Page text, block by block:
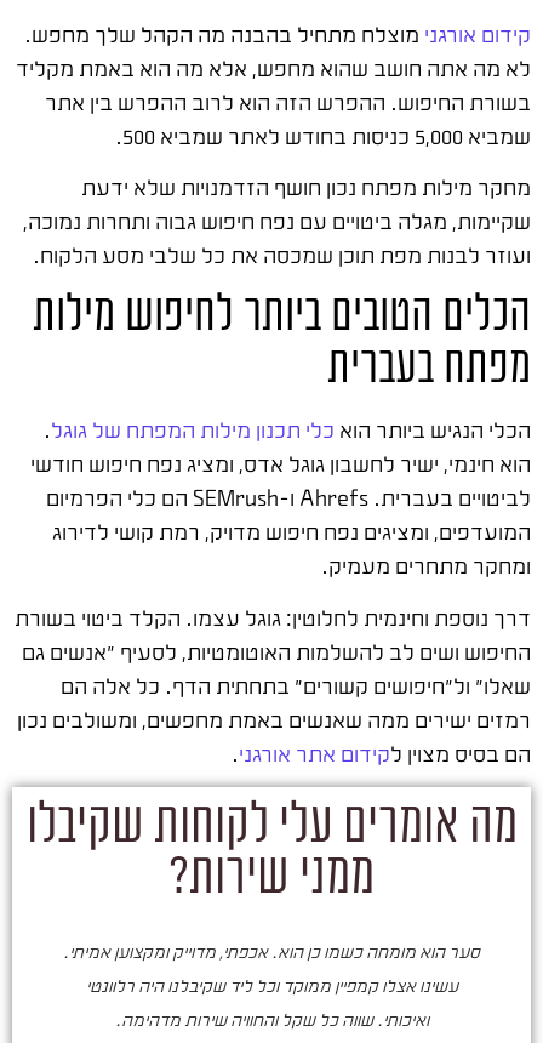
קידום אורגני מוצלח מתחיל בהבנה מה הקהל שלך מחפש.
לא מה אתה חושב שהוא מחפש, אלא מה הוא באמת מקליד
בשורת החיפוש. ההפרש הזה הוא לרוב ההפרש בין אתר
שמביא 5,000 כניסות בחודש לאתר שמביא 500.
מחקר מילות מפתח נכון חושף הזדמנויות שלא ידעת
שקיימות, מגלה ביטויים עם נפח חיפוש גבוה ותחרות נמוכה,
ועוזר לבנות מפת תוכן שמכסה את כל שלבי מסע הלקוח.
הכלים הטובים ביותר לחיפוש מילות
מפתח בעברית
הכלי הנגיש ביותר הוא כלי תכנון מילות המפתח של גוגל.
הוא חינמי, ישיר לחשבון גוגל אדס, ומציג נפח חיפוש חודשי
לביטויים בעברית. Ahrefs ו-SEMrush הם כלי הפרמיום
המועדפים, ומציגים נפח חיפוש מדויק, רמת קושי לדירוג
ומחקר מתחרים מעמיק.
דרך נוספת וחינמית לחלוטין: גוגל עצמו. הקלד ביטוי בשורת
החיפוש ושים לב להשלמות האוטומטיות, לסעיף "אנשים גם
שאלו" ול"חיפושים קשורים" בתחתית הדף. כל אלה הם
רמזים ישירים ממה שאנשים באמת מחפשים, ומשולבים נכון
הם בסיס מצוין לקידום אתר אורגני.
מה אומרים עלי לקוחות שקיבלו
ממני שירות?
סער הוא מומחה כשמו כן הוא. אכפתי, מדוייק ומקצוען אמיתי.
עשינו אצלו קמפיין ממוקד וכל ליד שקיבלנו היה רלוונטי
ואיכותי. שווה כל שקל והחוויה שירות מדהימה.